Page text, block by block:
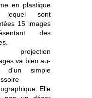
en plastique
lequel sont
15 images
des
projection
va bien au-
d'un simple
Elle